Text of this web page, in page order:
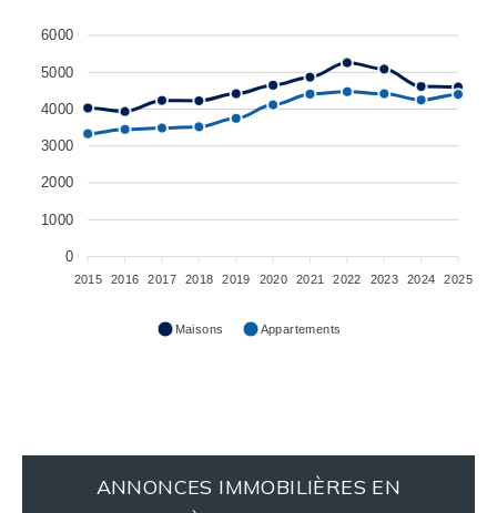
6000
5000
4000
3000
2000
1000
0
2015 2016 2017 2018 2019 2020 2021 2022 2023 2024 2025
Maisons Appartements
ANNONCES IMMOBILIÈRES EN